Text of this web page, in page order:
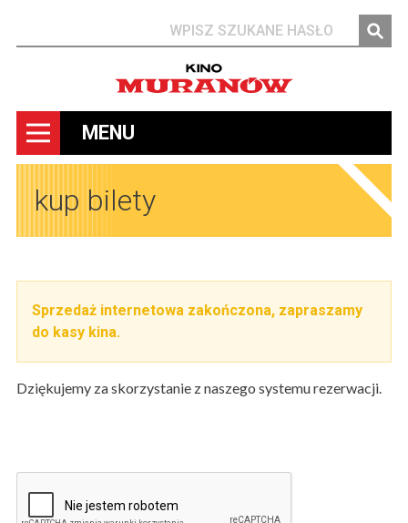
MENU
kup bilety
Sprzedaż internetowa zakończona, zapraszamy
do kasy kina.
Dziękujemy za skorzystanie z naszego systemu rezerwacji.